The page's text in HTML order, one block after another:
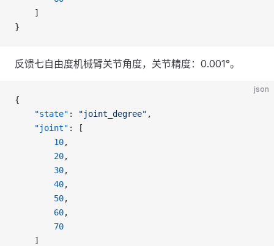
    ]
}
反馈七自由度机械臂关节角度，关节精度：0.001°。
json
{
    "state"
: "joint_degree" ,
    "joint"
: [
        10
,
        20
,
        30
,
        40
,
        50
,
        60
,
        70
    ]